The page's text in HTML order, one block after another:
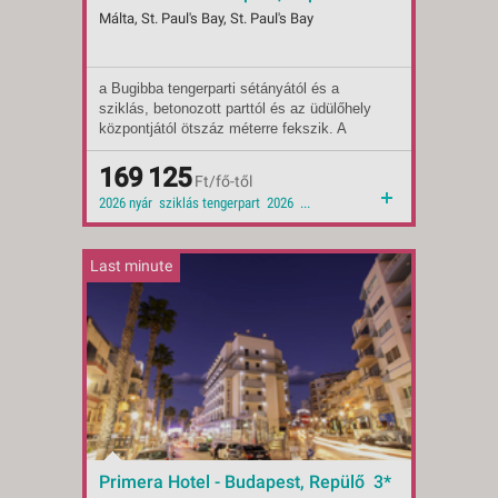
2026 nyár sziklás tengerpart 2026 2026 ősz
Málta, St. Paul's Bay, St. Paul's Bay
Indulások:
2026.09.18-tól
Időpontok:
4 db
Ellátás:
reggeli
Ellátás:
önellátás
Típus:
Tengerparti üdülés
Besorolás:
3*
Szállás:
Hotel
Utazás:
menetrendszerinti járattal
a Bugibba tengerparti sétányától és a
sziklás, betonozott parttól és az üdülőhely
központjától ötszáz méterre fekszik. A
közelmúltban kialakított durvahomokkal
feltöltött strand pár perc (kb. 650m)
sétányira elérhető
169 125Ft/fő-től
Last minute
Primera Hotel - Budapest, Repülő 3*